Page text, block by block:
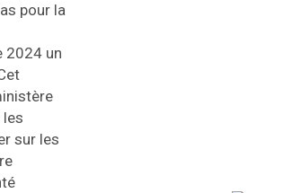
pour la
2024 un
les
sur les